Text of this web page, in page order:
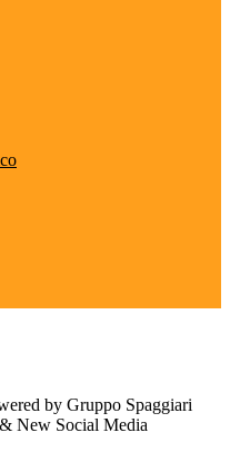
by Gruppo Spaggiari
New Social Media